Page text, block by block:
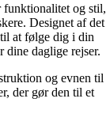
og stil,
Designet af det
at følge dig i din
dine daglige rejser.
og evnen til
der gør den til et